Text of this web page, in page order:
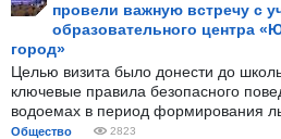
провели важную встречу с
образовательного центра
город»
Целью визита было донести до
ключевые правила безопасного
водоемах в период формирования
Общество 2823